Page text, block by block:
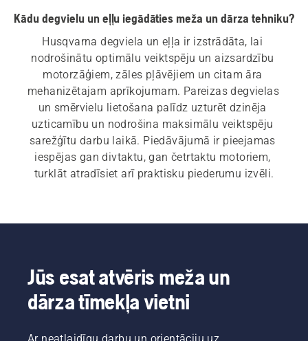
Kādu degvielu un eļļu iegādāties meža un dārza tehniku?
Husqvarna degviela un eļļa ir izstrādāta, lai
nodrošinātu optimālu veiktspēju un aizsardzību
motorzāģiem, zāles pļāvējiem un citam āra
mehanizētajam aprīkojumam. Pareizas degvielas
un smērvielu lietošana palīdz uzturēt dzinēja
uzticamību un nodrošina maksimālu veiktspēju
sarežģītu darbu laikā. Piedāvājumā ir pieejamas
iespējas gan divtaktu, gan četrtaktu motoriem,
turklāt atradīsiet arī praktisku piederumu izvēli.
Jūs esat atvēris meža un
dārza tīmekļa vietni